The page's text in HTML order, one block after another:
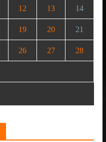
12 13 14
19 20 21
26 27 28